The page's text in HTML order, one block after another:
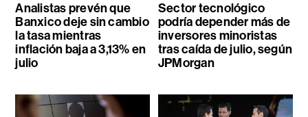
Analistas prevén que
Banxico deje sin cambio
la tasa mientras
inflación baja a 3,13% en
julio
Sector tecnológico
podría depender más de
inversores minoristas
tras caída de julio, según
JPMorgan